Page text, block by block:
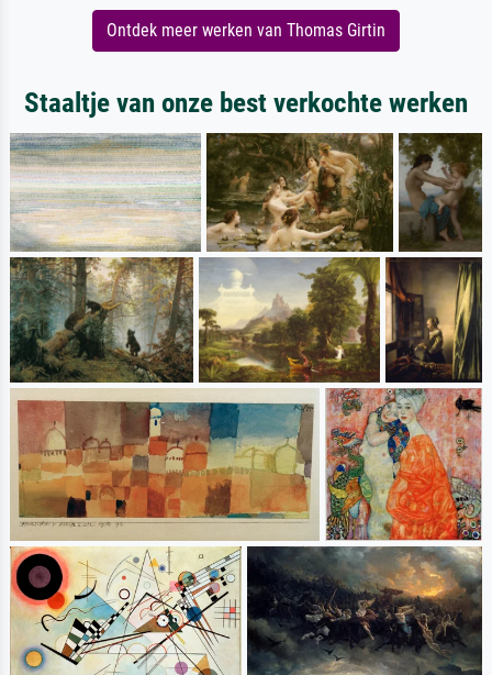
Ontdek meer werken van Thomas Girtin
Staaltje van onze best verkochte werken